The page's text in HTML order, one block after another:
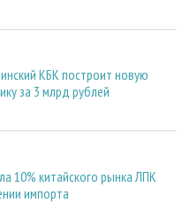
КБК построит новую
за 3 млрд рублей
10% китайского рынка ЛПК
импорта